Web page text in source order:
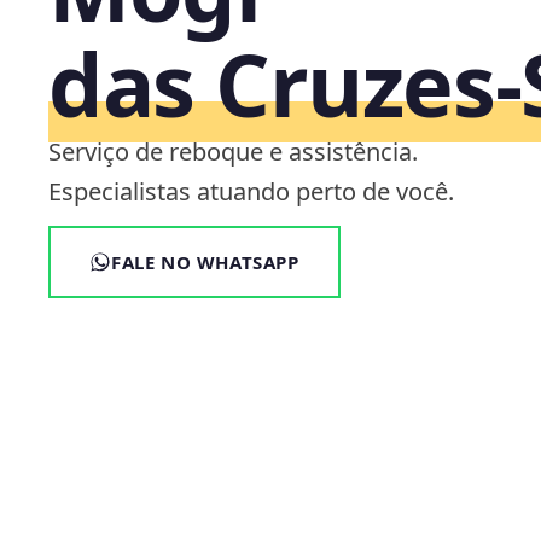
das
Serviço de reboque e assistência.
Especialistas atuando perto de você.
FALE NO WHATSAPP